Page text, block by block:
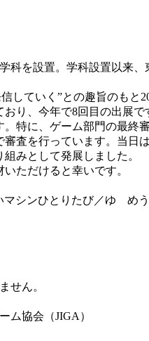
を設置。学科設置以来
していく”との趣旨のも
り、今年で8回目の出展で
特に、ゲーム部門の最
査を行っています。当
みとして発展しました。
ただけると幸いです。
シンひとりたび／ゆ めう
ん。
協会（JIGA）